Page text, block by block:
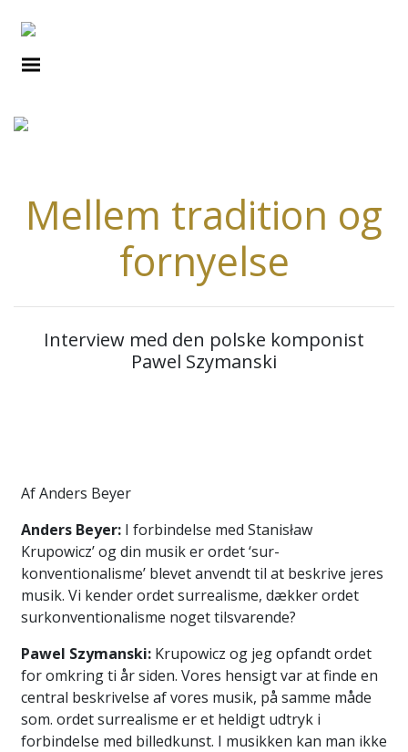
Mellem tradition og
fornyelse
Interview med den polske komponist
Pawel Szymanski
Af Anders Beyer
Anders Beyer: I forbindelse med Stanisław
Krupowicz’ og din musik er ordet ‘sur-
konventionalisme’ blevet anvendt til at beskrive jeres
musik. Vi kender ordet surrealisme, dækker ordet
surkonventionalisme noget tilsvarende?
Pawel Szymanski: Krupowicz og jeg opfandt ordet
for omkring ti år siden. Vores hensigt var at finde en
central beskrivelse af vores musik, på samme måde
som. ordet surrealisme er et heldigt udtryk i
forbindelse med billedkunst. I musikken kan man ikke